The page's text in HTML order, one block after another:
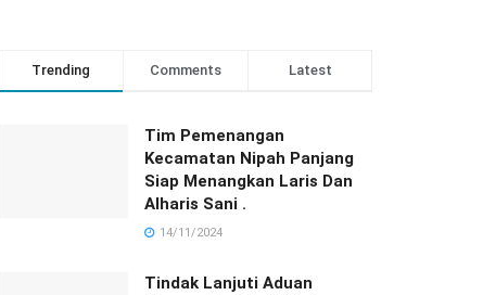
Trending Comments Latest
Tim Pemenangan
Kecamatan Nipah Panjang
Siap Menangkan Laris Dan
Alharis Sani .
14/11/2024
Tindak Lanjuti Aduan